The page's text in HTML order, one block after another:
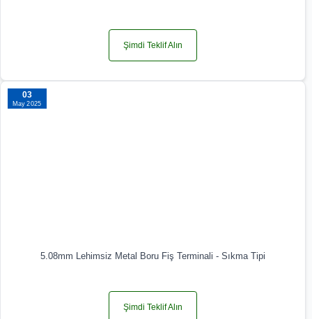
Şimdi Teklif Alın
03
May 2025
5.08mm Lehimsiz Metal Boru Fiş Terminali - Sıkma Tipi
Şimdi Teklif Alın